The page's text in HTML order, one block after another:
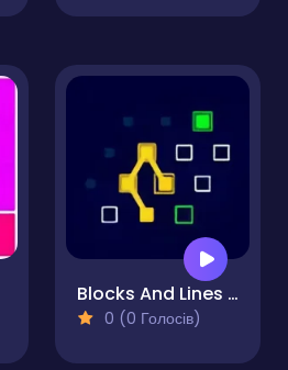
Blocks And Lines - Puzzle
0 (0 Голосів)